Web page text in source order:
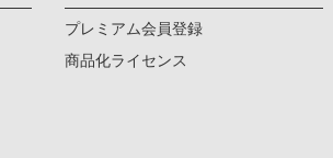
プレミアム会員登録
商品化ライセンス